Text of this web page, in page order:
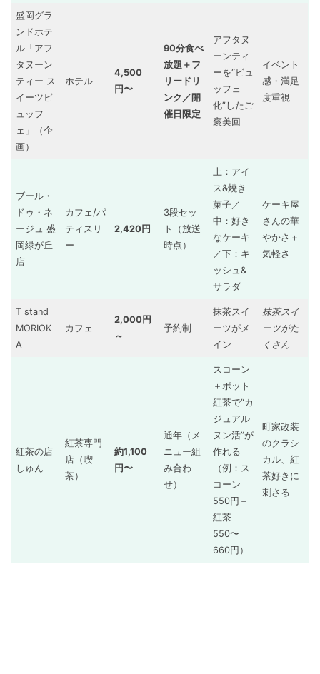
盛岡グラ
ンドホテ
ル「アフ
タヌーン
ティー ス
イーツビ
ュッフ
ェ」（企
画）
ホテル
4,500
円〜
90分食べ
放題＋フ
リードリ
ンク／開
催日限定
アフタヌ
ーンティ
ーを“ビュ
ッフェ
化”したご
褒美回
イベント
感・満足
度重視
ブール・
ドゥ・ネ
ージュ 盛
岡緑が丘
店
カフェ/パ
ティスリ
ー
2,420円
3段セッ
ト（放送
時点）
上：アイ
ス&焼き
菓子／
中：好き
なケーキ
／下：キ
ッシュ&
サラダ
ケーキ屋
さんの華
やかさ＋
気軽さ
T stand
MORIOK
A
カフェ
2,000円
～
予約制
抹茶スイ
ーツがメ
イン
抹茶スイ
ーツがた
くさん
紅茶の店
しゅん
紅茶専門
店（喫
茶）
約1,100
円〜
通年（メ
ニュー組
み合わ
せ）
スコーン
＋ポット
紅茶で“カ
ジュアル
ヌン活”が
作れる
（例：ス
コーン
550円＋
紅茶
550〜
660円）
町家改装
のクラシ
カル、紅
茶好きに
刺さる